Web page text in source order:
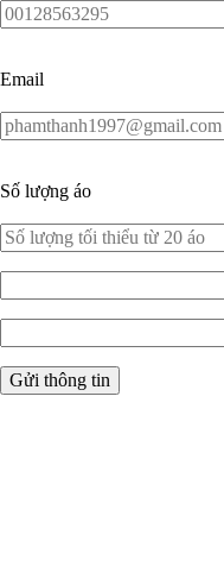
Email
Số lượng áo